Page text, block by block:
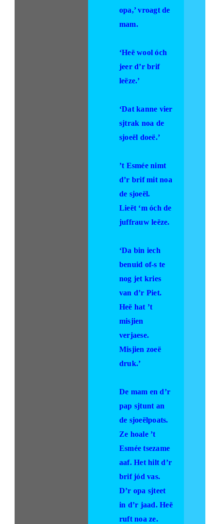
opa,’ vroagt de
mam.
‘Heë wool óch
jeer d’r brif
leëze.’
‘Dat kanne vier
sjtrak noa de
sjoeël doeë.’
’t Esmée nimt
d’r brif mit noa
de sjoeël.
Lieët ‘m óch de
juffrauw leëze.
‘Da bin iech
benuid of-s te
nog jet kries
van d’r Piet.
Heë hat ’t
misjien
verjaese.
Misjien zoeë
druk.’
De mam en d’r
pap sjtunt an
de sjoeëlpoats.
Ze hoale ’t
Esmée tsezame
aaf. Het hilt d’r
brif jód vas.
D’r opa sjteet
in d’r jaad. Heë
ruft noa ze.